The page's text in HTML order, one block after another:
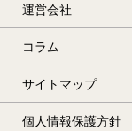
運営会社
コラム
サイトマップ
個人情報保護方針